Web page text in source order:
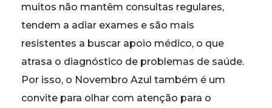
muitos não mantêm consultas regulares,
tendem a adiar exames e são mais
resistentes a buscar apoio médico, o que
atrasa o diagnóstico de problemas de saúde.
Por isso, o Novembro Azul também é um
convite para olhar com atenção para o